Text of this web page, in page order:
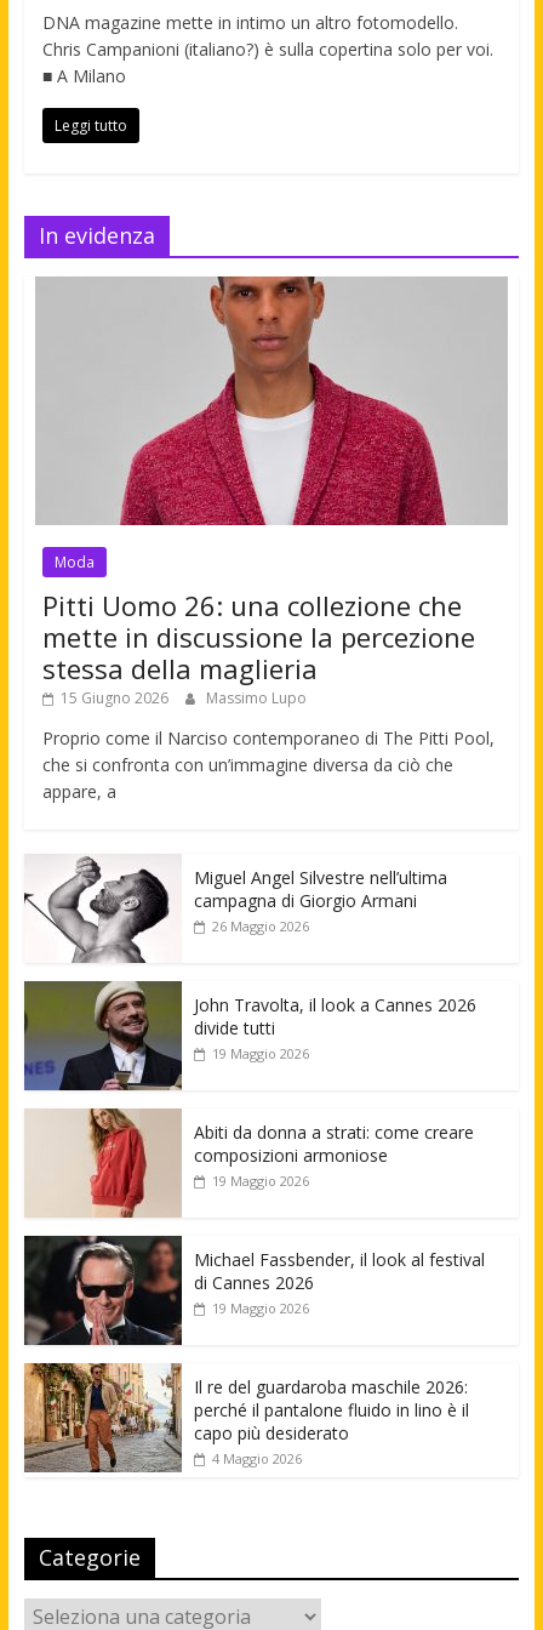
DNA magazine mette in intimo un altro fotomodello.
Chris Campanioni (italiano?) è sulla copertina solo per voi.
■ A Milano
Leggi tutto
In evidenza
Moda
Pitti Uomo 26: una collezione che
mette in discussione la percezione
stessa della maglieria
15 Giugno 2026 Massimo Lupo
Proprio come il Narciso contemporaneo di The Pitti Pool,
che si confronta con un’immagine diversa da ciò che
appare, a
Miguel Angel Silvestre nell’ultima
campagna di Giorgio Armani
26 Maggio 2026
John Travolta, il look a Cannes 2026
divide tutti
19 Maggio 2026
Abiti da donna a strati: come creare
composizioni armoniose
19 Maggio 2026
Michael Fassbender, il look al festival
di Cannes 2026
19 Maggio 2026
Il re del guardaroba maschile 2026:
perché il pantalone fluido in lino è il
capo più desiderato
4 Maggio 2026
Categorie
Categorie